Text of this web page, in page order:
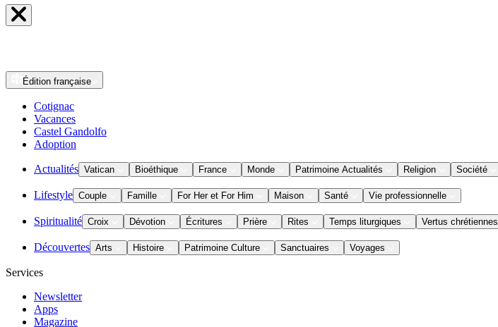
Édition française
Cotignac
Vacances
Castel Gandolfo
Adoption
Actualités Vatican Bioéthique France Monde Patrimoine Actualités Religion Société
Lifestyle Couple Famille For Her et For Him Maison Santé Vie professionnelle
Spiritualité Croix Dévotion Écritures Prière Rites Temps liturgiques Vertus chrétiennes
Découvertes Arts Histoire Patrimoine Culture Sanctuaires Voyages
Services
Newsletter
Apps
Magazine